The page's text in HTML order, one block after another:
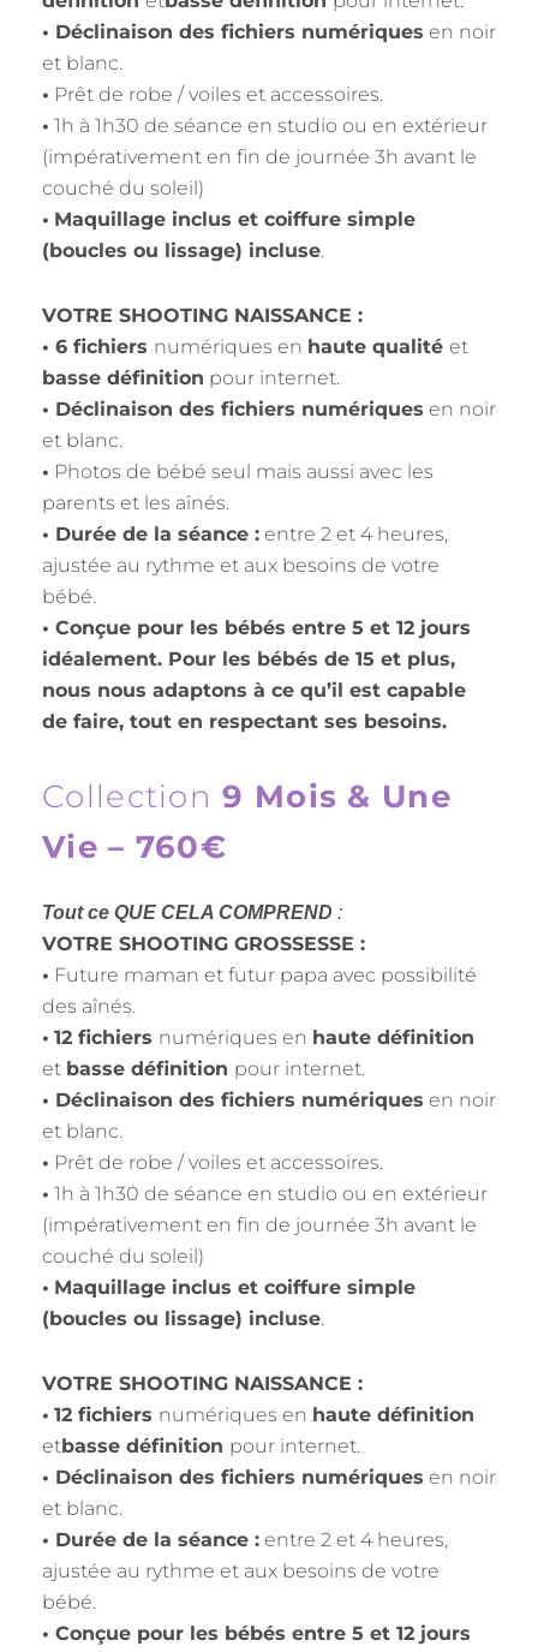
• Déclinaison des fichiers numériques en noir
et blanc.
• Prêt de robe / voiles et accessoires.
• 1h à 1h30 de séance en studio ou en extérieur
(impérativement en fin de journée 3h avant le
couché du soleil)
• Maquillage inclus et coiffure simple
(boucles ou lissage) incluse.
VOTRE SHOOTING NAISSANCE :
• 6 fichiers numériques en haute qualité et
basse définition pour internet.
• Déclinaison des fichiers numériques en noir
et blanc.
• Photos de bébé seul mais aussi avec les
parents et les aînés.
• Durée de la séance : entre 2 et 4 heures,
ajustée au rythme et aux besoins de votre
bébé.
• Conçue pour les bébés entre 5 et 12 jours
idéalement. Pour les bébés de 15 et plus,
nous nous adaptons à ce qu’il est capable
de faire, tout en respectant ses besoins.
Collection9 Mois & Une
Vie – 760€
Tout ce QUE CELA COMPREND :
VOTRE SHOOTING GROSSESSE :
• Future maman et futur papa avec possibilité
des aînés.
• 12 fichiers numériques en haute définition
et basse définition pour internet.
• Déclinaison des fichiers numériques en noir
et blanc.
• Prêt de robe / voiles et accessoires.
• 1h à 1h30 de séance en studio ou en extérieur
(impérativement en fin de journée 3h avant le
couché du soleil)
• Maquillage inclus et coiffure simple
(boucles ou lissage) incluse.
VOTRE SHOOTING NAISSANCE :
• 12 fichiers numériques en haute définition
etbasse définition pour internet.
• Déclinaison des fichiers numériques en noir
et blanc.
• Durée de la séance : entre 2 et 4 heures,
ajustée au rythme et aux besoins de votre
bébé.
• Conçue pour les bébés entre 5 et 12 jours